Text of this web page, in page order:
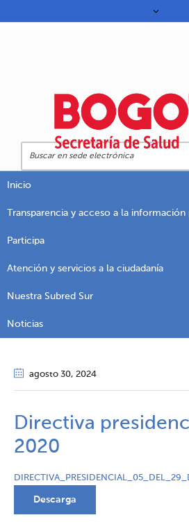
Inicio
Transparencia y acceso a la información
Participa
Atención y servicios a la ciudadanía
Nuestra Subred Sur
Noticias
agosto 30, 2024
Directiva
2020
Descarga